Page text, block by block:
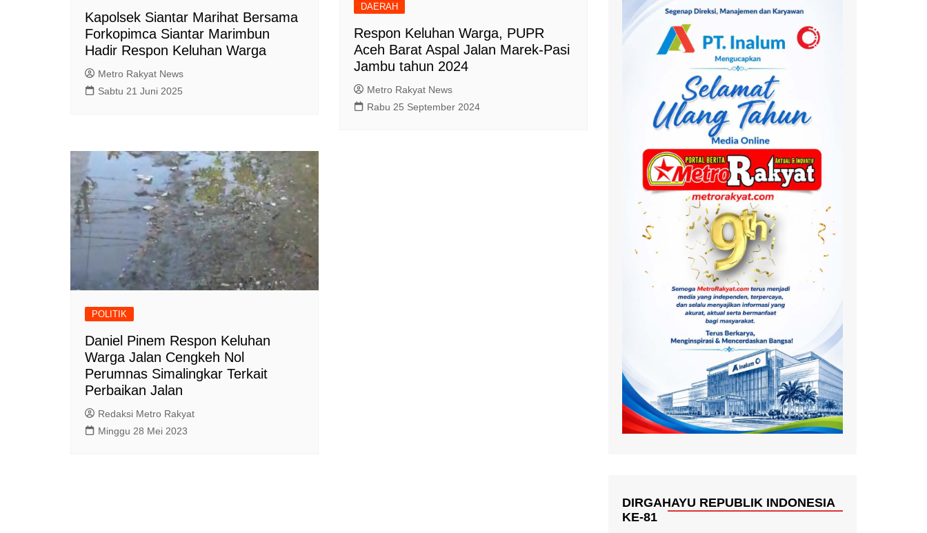
Kapolsek Siantar Marihat Bersama
Forkopimca Siantar Marimbun
Hadir Respon Keluhan Warga
Metro Rakyat News
Sabtu 21 Juni 2025
DAERAH
Respon Keluhan Warga, PUPR
Aceh Barat Aspal Jalan Marek-Pasi
Jambu tahun 2024
Metro Rakyat News
Rabu 25 September 2024
POLITIK
Daniel Pinem Respon Keluhan
Warga Jalan Cengkeh Nol
Perumnas Simalingkar Terkait
Perbaikan Jalan
Redaksi Metro Rakyat
Minggu 28 Mei 2023
DIRGAHAYU REPUBLIK INDONESIA
KE-81